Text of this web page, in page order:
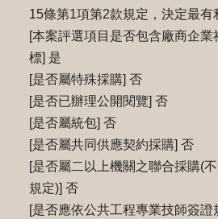
15條第1項第2款規定，決定最有
[本案評選項目是否包含廠商企
標] 是
[是否屬特殊採購] 否
[是否已辦理公開閱覽] 否
[是否屬統包] 否
[是否屬共同供應契約採購] 否
[是否屬二以上機關之聯合採購(
規定)] 否
[是否應依公共工程專業技師簽證